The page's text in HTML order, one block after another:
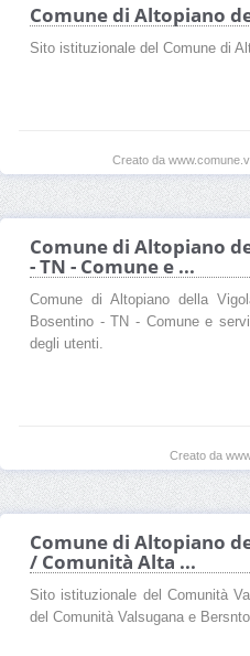
Comune di Altopiano
Sito istituzionale del Comune di
Creato da
Comune di Altopiano
- TN - Comune e ...
Comune di Altopiano della
Bosentino - TN - Comune e
degli utenti.
Creato da
Comune di Altopiano
/ Comunità Alta ...
Sito istituzionale del Comunità
del Comunità Valsugana e Bersntol.